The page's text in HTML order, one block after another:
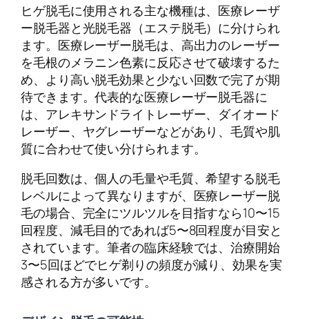
ヒゲ脱毛に使用される主な機種は、医療レーザ
ー脱毛器と光脱毛器（エステ脱毛）に分けられ
ます。医療レーザー脱毛は、高出力のレーザー
を毛根のメラニン色素に反応させて破壊するた
め、より高い脱毛効果と少ない回数で完了が期
待できます。代表的な医療レーザー脱毛器に
は、アレキサンドライトレーザー、ダイオード
レーザー、ヤグレーザーなどがあり、毛質や肌
質に合わせて使い分けられます。
脱毛回数は、個人の毛量や毛質、希望する脱毛
レベルによって異なりますが、医療レーザー脱
毛の場合、完全にツルツルを目指すなら10〜15
回程度、減毛目的であれば5〜8回程度が目安と
されています。筆者の臨床経験では、治療開始
3〜5回ほどでヒゲ剃りの頻度が減り、効果を実
感される方が多いです。